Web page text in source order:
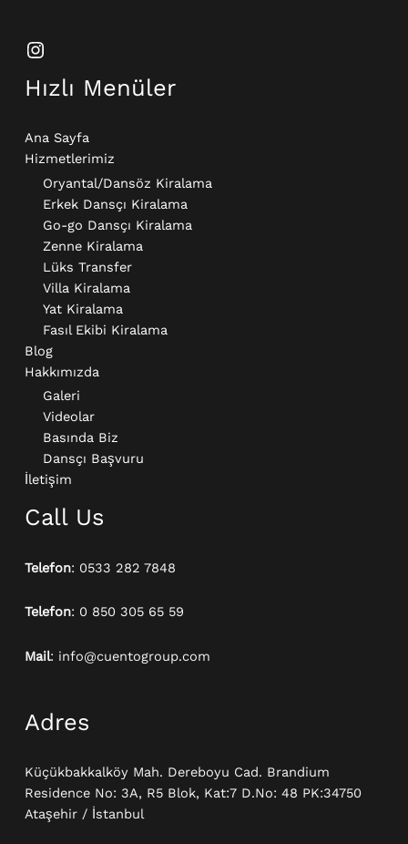
Hızlı Menüler
Ana Sayfa
Hizmetlerimiz
Oryantal/Dansöz Kiralama
Erkek Dansçı Kiralama​
Go-go Dansçı Kiralama​
Zenne Kiralama
Lüks Transfer
Villa Kiralama
Yat Kiralama
Fasıl Ekibi Kiralama
Blog
Hakkımızda
Galeri
Videolar
Basında Biz
Dansçı Başvuru
İletişim
Call Us
Telefon: 0533 282 7848
Telefon: 0 850 305 65 59
Mail: info@cuentogroup.com
Adres
Küçükbakkalköy Mah. Dereboyu Cad. Brandium
Residence No: 3A, R5 Blok, Kat:7 D.No: 48 PK:34750
Ataşehir / İstanbul